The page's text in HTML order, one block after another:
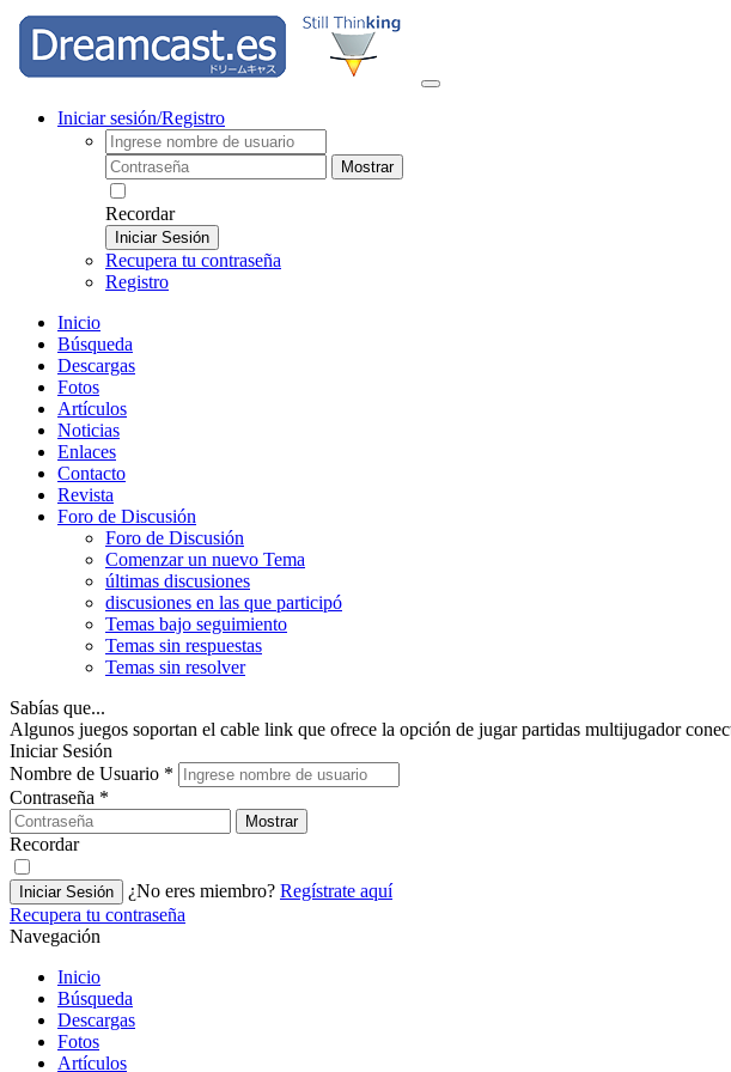
Iniciar sesión/Registro
Mostrar
Recordar
Iniciar Sesión
Recupera tu contraseña
Registro
Inicio
Búsqueda
Descargas
Fotos
Artículos
Noticias
Enlaces
Contacto
Revista
Foro de Discusión
Foro de Discusión
Comenzar un nuevo Tema
últimas discusiones
discusiones en las que participó
Temas bajo seguimiento
Temas sin respuestas
Temas sin resolver
Sabías que...
Algunos juegos soportan el cable link que ofrece la opción de jugar partidas multijugador
Iniciar Sesión
Nombre de Usuario *
Contraseña *
Mostrar
Recordar
Iniciar Sesión ¿No eres miembro? Regístrate aquí
Recupera tu contraseña
Navegación
Inicio
Búsqueda
Descargas
Fotos
Artículos